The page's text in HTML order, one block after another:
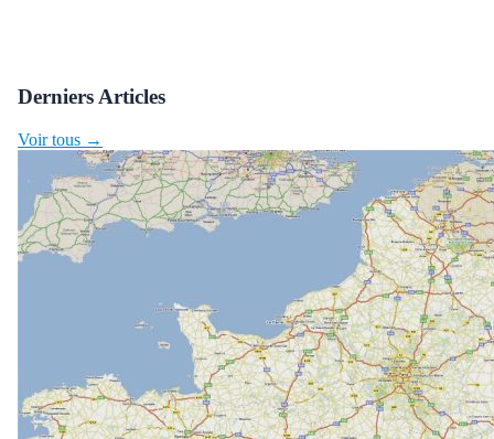
Derniers Articles
Voir tous →